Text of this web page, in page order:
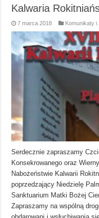
Kalwaria
7 marca 2018 Komunikaty i
Serdecznie zapraszamy
Konsekrowanego oraz
Nabożeństwie Kalwarii
poprzedzający Niedzielę
Sanktuarium Matki Bożej
Zapraszamy na wspólną